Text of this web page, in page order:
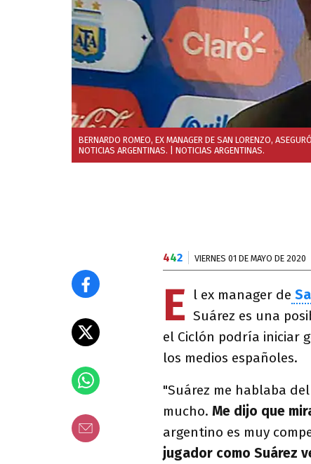
BERNARDO ROMEO, EX MANAGER DE SAN LORENZO,
NOTICIAS ARGENTINAS. | NOTICIAS ARGENTINAS.
442 VIERNES 01 DE MAYO DE 2020
E l ex manager de
Suárez es una
el Ciclón podría iniciar
los medios españoles.
"Suárez me hablaba
mucho. Me dijo que
argentino es muy
jugador como Suárez